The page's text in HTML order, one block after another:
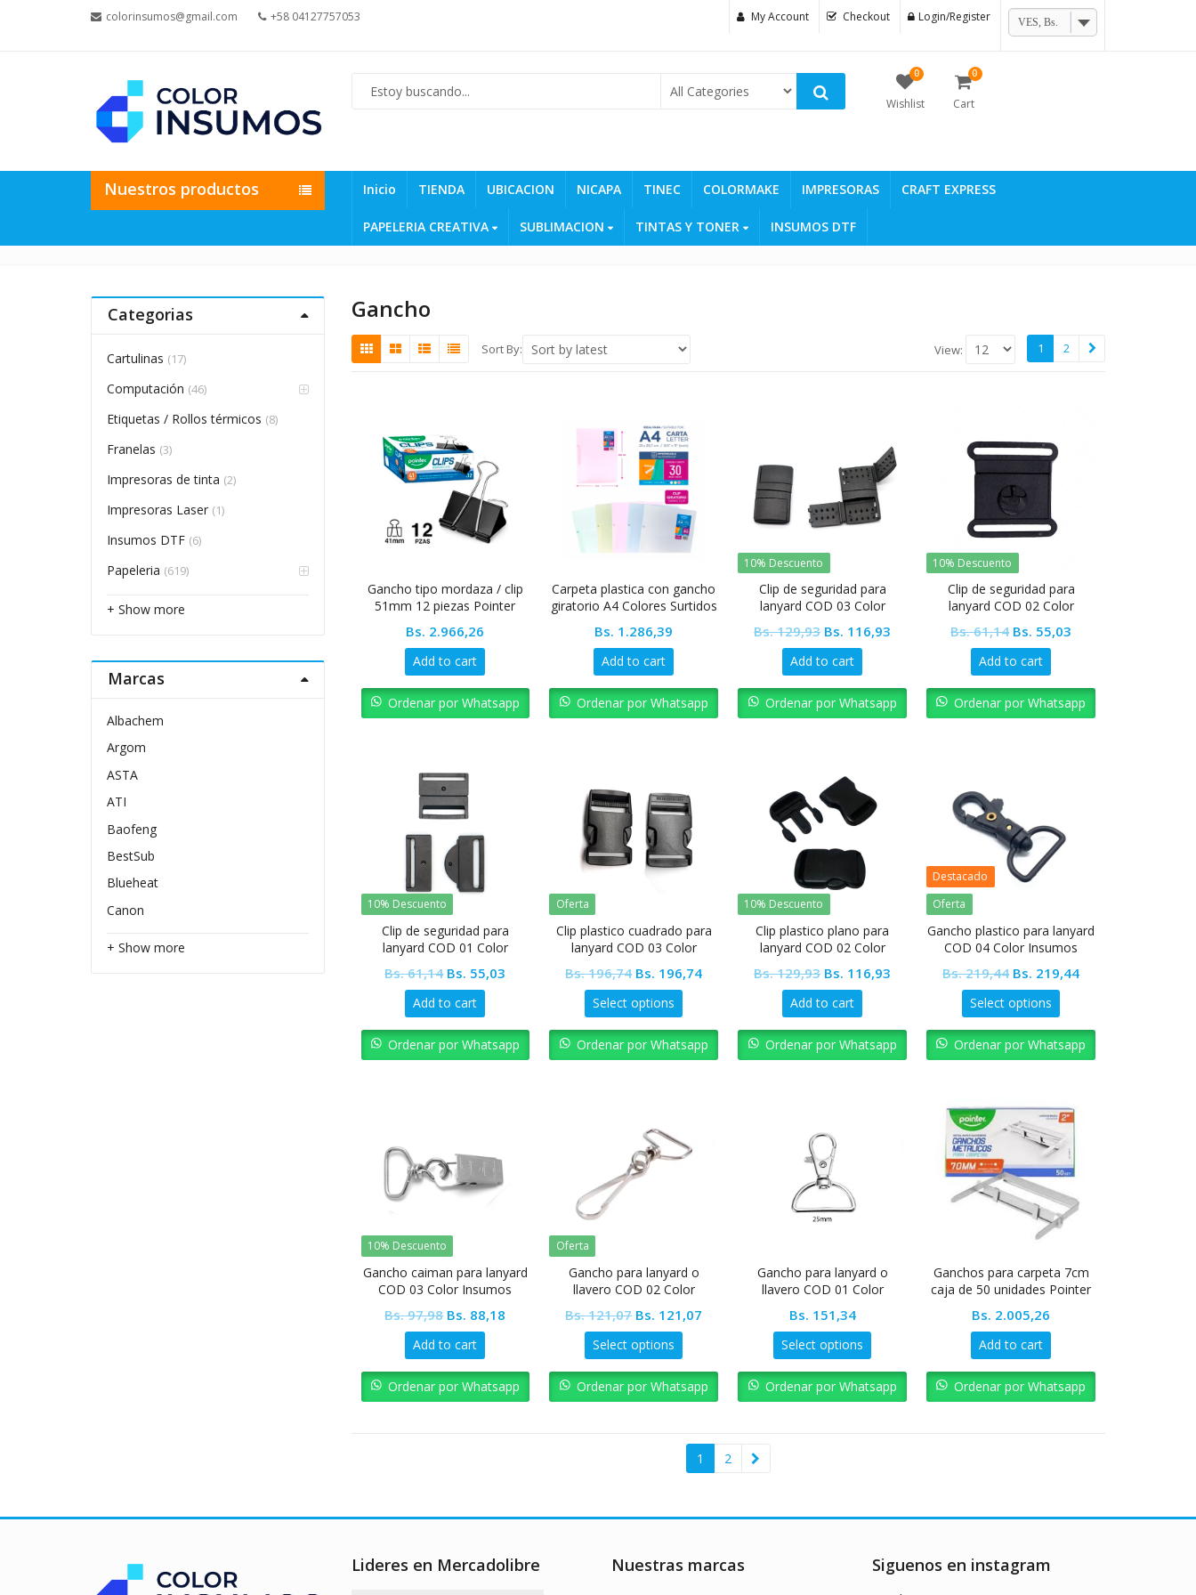
colorinsumos@gmail.com +58 04127757053 My Account Checkout Login/Register VES, Bs.
0
Wishlist
0
Cart
Nuestros productos Inicio TIENDA UBICACION NICAPA TINEC COLORMAKE IMPRESORAS CRAFT EXPRESS
PAPELERIA CREATIVA SUBLIMACION TINTAS Y TONER INSUMOS DTF
Gancho
Sort By: View: 1 2
Gancho tipo mordaza / clip
51mm 12 piezas Pointer
Bs. 2.966,26
Add to cart
Ordenar por Whatsapp
Carpeta plastica con gancho
giratorio A4 Colores Surtidos
Bs. 1.286,39
Add to cart
Ordenar por Whatsapp
10% Descuento
Clip de seguridad para
lanyard COD 03 Color
Bs.129,93 Original
price
was:
Bs. 129,93.
Bs. 116,93
Bs. 116,93.
Add to cart
Ordenar por Whatsapp
10% Descuento
Clip de seguridad para
lanyard COD 02 Color
Bs.61,14 Original
price
was:
Bs. 61,14.
Bs. 55,03
Bs. 55,03.
Add to cart
Ordenar por Whatsapp
10% Descuento
Clip de seguridad para
lanyard COD 01 Color
Bs.61,14 Original
price
was:
Bs. 61,14.
Bs. 55,03
Bs. 55,03.
Add to cart
Ordenar por Whatsapp
Oferta
Clip plastico cuadrado para
lanyard COD 03 Color
Bs.196,74 Original
price
was:
Bs. 196,74.
Bs. 196,74Current
Bs. 196,74.
Select options
Ordenar por Whatsapp
10% Descuento
Clip plastico plano para
lanyard COD 02 Color
Bs.129,93 Original
price
was:
Bs. 129,93.
Bs. 116,93
Bs. 116,93.
Add to cart
Ordenar por Whatsapp
Destacado
Oferta
Gancho plastico para lanyard
COD 04 Color Insumos
Bs.219,44 Original
price
was:
Bs. 219,44.
Bs. 219,44Current
Bs. 219,44.
Select options
Ordenar por Whatsapp
10% Descuento
Gancho caiman para lanyard
COD 03 Color Insumos
Bs.97,98 Original
price
was:
Bs. 97,98.
Bs. 88,18
Bs. 88,18.
Add to cart
Ordenar por Whatsapp
Oferta
Gancho para lanyard o
llavero COD 02 Color
Bs.121,07 Original
price
was:
Bs. 121,07.
Bs. 121,07
Bs. 121,07.
Select options
Ordenar por Whatsapp
Gancho para lanyard o
llavero COD 01 Color
Bs. 151,34
Select options
Ordenar por Whatsapp
Ganchos para carpeta 7cm
caja de 50 unidades Pointer
Bs. 2.005,26
Add to cart
Ordenar por Whatsapp
1 2
Categorias
Cartulinas (17)
Computación (46)
Etiquetas / Rollos térmicos (8)
Franelas (3)
Impresoras de tinta (2)
Impresoras Laser (1)
Insumos DTF (6)
Papeleria (619)
+ Show more
Marcas
Albachem
Argom
ASTA
ATI
Baofeng
BestSub
Blueheat
Canon
+ Show more
Lideres en Mercadolibre Nuestras marcas Siguenos en instagram